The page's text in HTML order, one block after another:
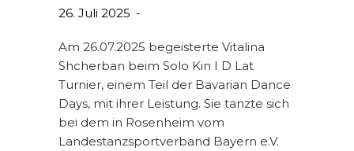
26. Juli 2025
Am 26.07.2025 begeisterte Vitalina
Shcherban beim Solo Kin I D Lat
Turnier, einem Teil der Bavarian Dance
Days, mit ihrer Leistung. Sie tanzte sich
bei dem in Rosenheim vom
Landestanzsportverband Bayern e.V.